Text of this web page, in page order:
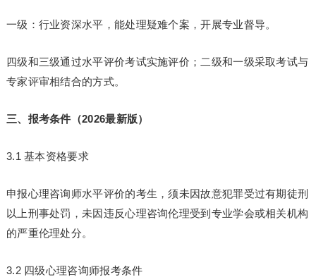
一级：行业资深水平，能处理疑难个案，开展专业督导。
四级和三级通过水平评价考试实施评价；二级和一级采取考试与
专家评审相结合的方式。
三、报考条件（2026最新版）
3.1 基本资格要求
申报心理咨询师水平评价的考生，须未因故意犯罪受过有期徒刑
以上刑事处罚，未因违反心理咨询伦理受到专业学会或相关机构
的严重伦理处分。
3.2 四级心理咨询师报考条件